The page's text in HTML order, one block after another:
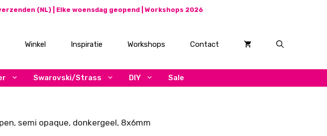
(NL) | Elke woensdag geopend | Workshops 2026
Winkel Inspiratie Workshops Contact
Swarovski/Strass DIY Sale
semi opaque, donkergeel, 8x6mm